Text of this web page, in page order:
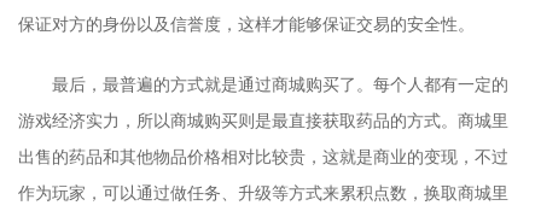
保证对方的身份以及信誉度，这样才能够保证交易的安全性。
最后，最普遍的方式就是通过商城购买了。每个人都有一定的
游戏经济实力，所以商城购买则是最直接获取药品的方式。商城里
出售的药品和其他物品价格相对比较贵，这就是商业的变现，不过
作为玩家，可以通过做任务、升级等方式来累积点数，换取商城里